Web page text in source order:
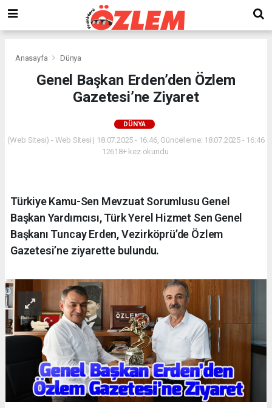
Anasayfa Dünya
Genel Başkan Erden’den Özlem
Gazetesi’ne Ziyaret
DÜNYA
(Web Sitesi) - Web Sitesi | 18.07.2025 - 16:46, Güncelleme: 18.07.2025 - 16:46
12618+ kez okundu.
Türkiye Kamu-Sen Mevzuat Sorumlusu Genel
Başkan Yardımcısı, Türk Yerel Hizmet Sen Genel
Başkanı Tuncay Erden, Vezirköprü’de Özlem
Gazetesi’ne ziyarette bulundu.